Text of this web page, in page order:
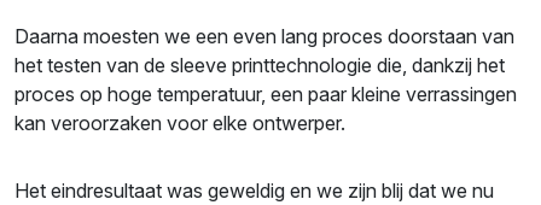
Daarna moesten we een even lang proces doorstaan van
het testen van de sleeve printtechnologie die, dankzij het
proces op hoge temperatuur, een paar kleine verrassingen
kan veroorzaken voor elke ontwerper.
Het eindresultaat was geweldig en we zijn blij dat we nu